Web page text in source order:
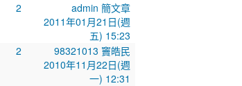
2
admin 簡文章
2011年01月21日(週
五) 15:23
2
98321013 竇皓民
2010年11月22日(週
一) 12:31